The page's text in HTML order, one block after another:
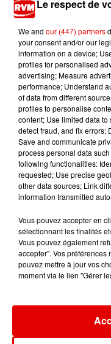
TITRES DIFFUSÉS
13h23
13h23
SOUND OF LEGEND
San Francisco
Le respect de
We and our (447) partners
your consent and/or our
information on a device;
profiles for personalised
advertising; Measure
performance; Understand
of data from different
profiles to personalise
content; Use limited data
detect fraud, and fix errors;
Save and communicate
process personal data
following functionalities:
requested; Use precise
other data sources; Link
information transmitted
Vous pouvez accepter en
sélectionnant les finalités
Vous pouvez également
accepter". Vos préférences
pouvez mettre à jour vos
moment via le lien "Gérer